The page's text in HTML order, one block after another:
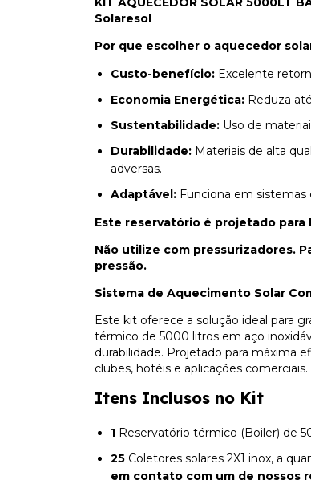
Solaresol
Por que escolher o aquecedor
Custo-benefício: Excelente
Economia Energética: Reduza
Sustentabilidade: Uso de
Durabilidade: Materiais de alta
adversas.
Adaptável: Funciona em sistemas
Este reservatório é projetado para
Não utilize com pressurizadores.
pressão.
Sistema de Aquecimento Solar
Este kit oferece a solução ideal para
térmico de 5000 litros em aço
durabilidade. Projetado para máxima
clubes, hotéis e aplicações comerciais.
Itens Inclusos no Kit
1 Reservatório térmico (Boiler) de
25 Coletores solares 2X1 inox, a
em contato com um de nossos